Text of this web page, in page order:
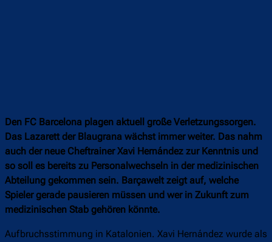
Den FC Barcelona plagen aktuell große Verletzungssorgen.
Das Lazarett der Blaugrana wächst immer weiter. Das nahm
auch der neue Cheftrainer Xavi Hernández zur Kenntnis und
so soll es bereits zu Personalwechseln in der medizinischen
Abteilung gekommen sein. Barçawelt zeigt auf, welche
Spieler gerade pausieren müssen und wer in Zukunft zum
medizinischen Stab gehören könnte.
Aufbruchsstimmung in Katalonien. Xavi Hernández wurde als